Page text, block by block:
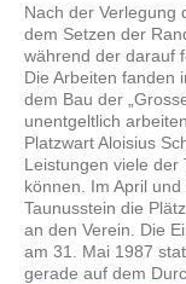
Nach der Verlegung
dem Setzen der
während der darauf
Die Arbeiten fanden
dem Bau der
unentgeltlich
Platzwart Aloisius
Leistungen viele
können. Im April
Taunusstein die
an den Verein. Die
am 31. Mai 1987
gerade auf dem